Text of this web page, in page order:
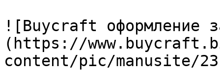
![Buycraft оформление
(https://
content/pic/manusite/